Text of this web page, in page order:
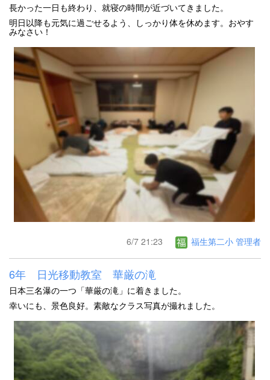
長かった一日も終わり、就寝の時間が近づいてきました。
明日以降も元気に過ごせるよう、しっかり体を休めます。おやす
みなさい！
6/7 21:23 福生第二小 管理者
6年 日光移動教室 華厳の滝
日本三名瀑の一つ「華厳の滝」に着きました。
幸いにも、景色良好。素敵なクラス写真が撮れました。